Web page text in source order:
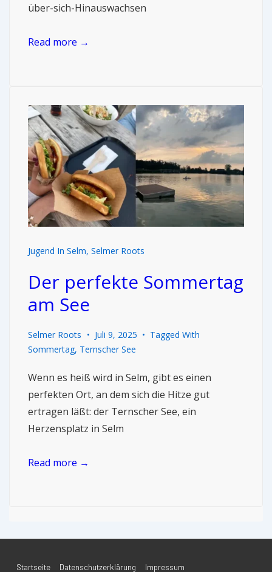
über-sich-Hinauswachsen
Read more →
Jugend In Selm, Selmer Roots
Der perfekte Sommertag
am See
Selmer Roots Juli 9, 2025
Tagged With
Sommertag, Ternscher See
Wenn es heiß wird in Selm, gibt es einen
perfekten Ort, an dem sich die Hitze gut
ertragen läßt: der Ternscher See, ein
Herzensplatz in Selm
Read more →
Startseite Datenschutzerklärung Impressum